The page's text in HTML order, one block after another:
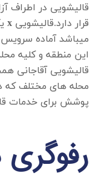
قالیشویی در اطراف
قرار دارد.قالیشویی x
میباشد آماده
این منطقه و کلیه
قالیشویی آقاجانی
محله های مختلف که
پوشش برای خدمات
رفوگری